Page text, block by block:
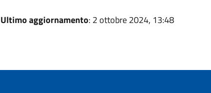
Ultimo aggiornamento: 2 ottobre 2024, 13:48